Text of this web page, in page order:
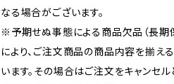
なる場合がございます。
※予期せぬ事態による商品欠品（長期
により、ご注文商品の商品内容を揃え
います。その場合はご注文をキャンセル